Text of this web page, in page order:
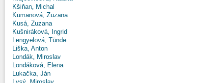
Kšiňan, Michal
Kumanová, Zuzana
Kusá, Zuzana
Kušniráková, Ingrid
Lengyelová, Tünde
Liška, Anton
Londák, Miroslav
Londáková, Elena
Lukačka, Ján